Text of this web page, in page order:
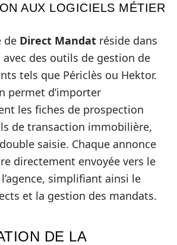
AUX LOGICIELS MÉTIER
de Direct Mandat réside dans
des outils de gestion de
tels que Périclès ou Hektor.
permet d’importer
les fiches de prospection
de transaction immobilière,
saisie. Chaque annonce
directement envoyée vers le
simplifiant ainsi le
et la gestion des mandats.
DE LA